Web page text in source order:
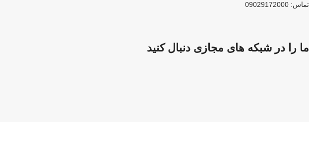
تماس: 09029172000
ما را در شبکه های مجازی دنبال کنید